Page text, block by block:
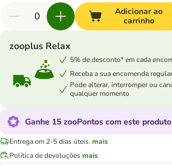
Adicionar ao
carrinho
zooplus Relax
5% de desconto* em cada
Receba a sua encomenda
Pode alterar, interromper ou
qualquer momento
Ganhe 15 zooPontos com este produto
Entrega em 2-5 dias úteis. mais
Política de devoluçõesmais